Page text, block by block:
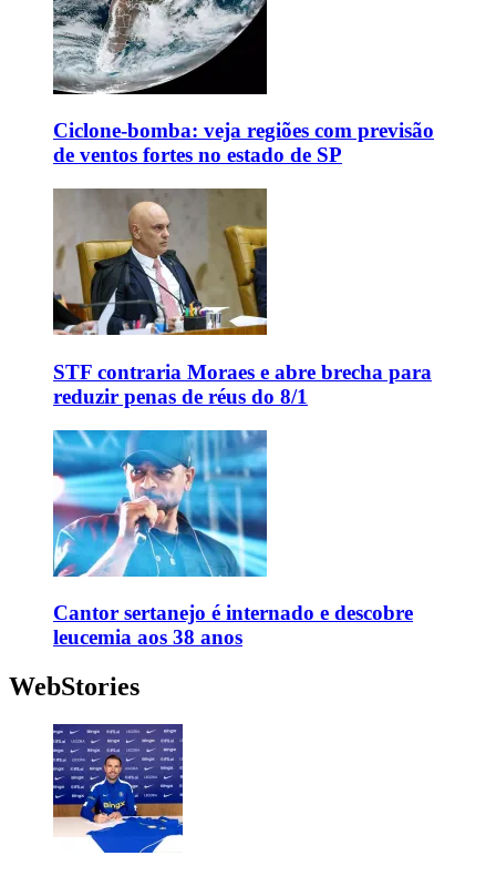
Ciclone-bomba: veja regiões com previsão
de ventos fortes no estado de SP
STF contraria Moraes e abre brecha para
reduzir penas de réus do 8/1
Cantor sertanejo é internado e descobre
leucemia aos 38 anos
WebStories